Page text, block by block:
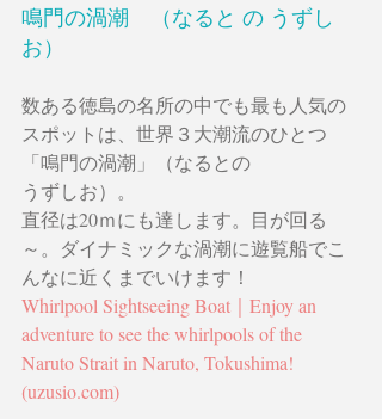
鳴門の渦潮　（なると の うずし
お）
数ある徳島の名所の中でも最も人気の
スポットは、世界３大潮流のひとつ
「鳴門の渦潮」（なるとの
うずしお）。
直径は20ｍにも達します。目が回る
～。ダイナミックな渦潮に遊覧船でこ
んなに近くまでいけます！
Whirlpool Sightseeing Boat｜Enjoy an
adventure to see the whirlpools of the
Naruto Strait in Naruto, Tokushima!
(uzusio.com)